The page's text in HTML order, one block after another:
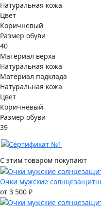
Натуральная кожа
Цвет
Коричневый
Размер обуви
40
Материал верха
Натуральная кожа
Материал подклада
Натуральная кожа
Цвет
Коричневый
Размер обуви
39
С этим товаром покупают
Очки мужские
от 3 500 ₽